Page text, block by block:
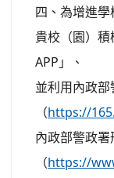
四、為增進
貴校（園）
APP」、
並利用內政部
（https://
內政部警政
（https://